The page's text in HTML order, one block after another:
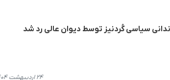
سیاسی کُردنیز توسط دیوان عالی رد شد
۲۴ اردیبهشت ۱۴۰۴، ۱۰:۱۸